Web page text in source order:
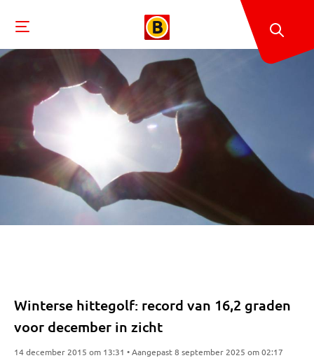
Winterse hittegolf: record van 16,2 graden
voor december in zicht
14 december 2015 om 13:31 • Aangepast 8 september 2025 om 02:17